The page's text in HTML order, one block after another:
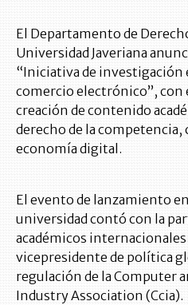
El Departamento de
Universidad Javeriana
“Iniciativa de
comercio electrónico”, con
creación de contenido
derecho de la
economía digital.
El evento de lanzamiento
universidad contó con la
académicos
vicepresidente de política
regulación de la Computer
Industry Association (Ccia).